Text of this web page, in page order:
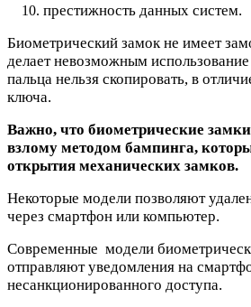
престижность данных систем.
Биометрический замок не имеет
делает невозможным
пальца нельзя скопировать, в
ключа.
Важно, что биометрические
взлому методом бампинга,
открытия механических замков.
Некоторые модели позволяют
через смартфон или компьютер.
Современные модели
отправляют уведомления на
несанкционированного доступа.